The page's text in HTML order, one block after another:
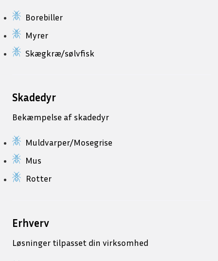
Borebiller
Myrer
Skægkræ/sølvfisk
Skadedyr
Bekæmpelse af skadedyr
Muldvarper/Mosegrise
Mus
Rotter
Erhverv
Løsninger tilpasset din virksomhed